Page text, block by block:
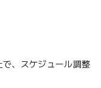
、スケジュール調整